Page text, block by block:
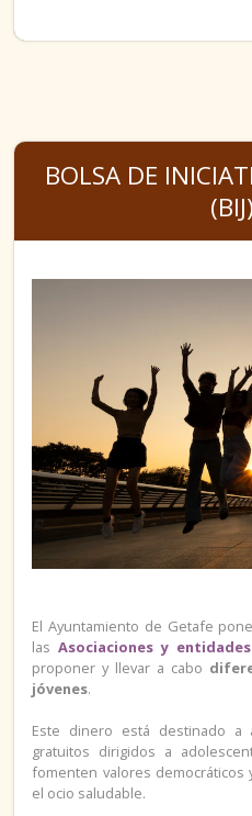
BOLSA DE
(BIJ)
El Ayuntamiento de Getafe
lasAsociaciones y
proponer y llevar a cabo
jóvenes.
Este dinero está destinado a
gratuitos dirigidos a
fomenten valores democráticos
el ocio saludable.